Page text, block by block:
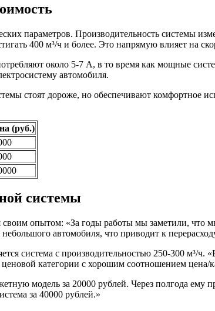
параметров. Производительность системы
400 м³/ч и более. Это напрямую влияет на
около 5-7 А, в то время как мощные
автомобиля.
стоят дороже, но обеспечивают комфортное
(руб.)
системы
опытом: «За годы работы мы заметили,
автомобиля, что приводит к
система с производительностью 250-300 м³/ч.
категории с хорошим соотношением цена/
модель за 20000 рублей. Через полгода ему
за 40000 рублей.»